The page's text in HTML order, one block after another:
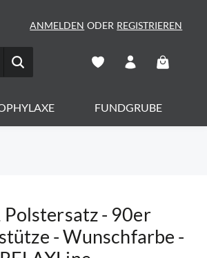
ANMELDEN ODER REGISTRIEREN
FUNDGRUBE
Polstersatz - 90er
- Wunschfarbe -